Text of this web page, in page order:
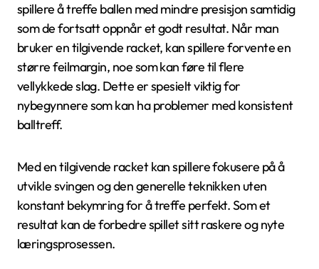
spillere å treffe ballen med mindre presisjon samtidig
som de fortsatt oppnår et godt resultat. Når man
bruker en tilgivende racket, kan spillere forvente en
større feilmargin, noe som kan føre til flere
vellykkede slag. Dette er spesielt viktig for
nybegynnere som kan ha problemer med konsistent
balltreff.
Med en tilgivende racket kan spillere fokusere på å
utvikle svingen og den generelle teknikken uten
konstant bekymring for å treffe perfekt. Som et
resultat kan de forbedre spillet sitt raskere og nyte
læringsprosessen.